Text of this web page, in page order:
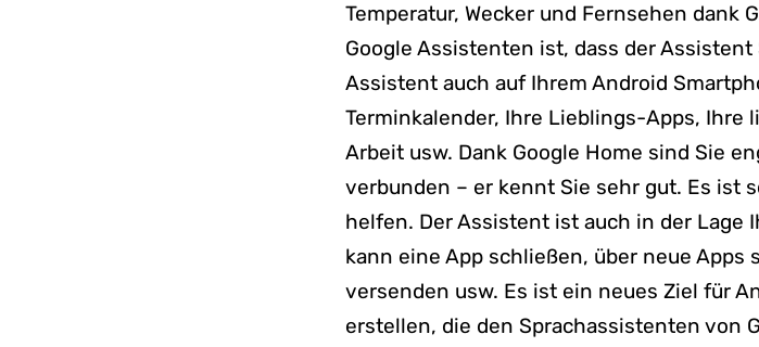
Temperatur, Wecker und Fernsehen dank
Google Assistenten ist, dass der
Assistent auch auf Ihrem Android
Terminkalender, Ihre Lieblings-Apps, Ihre
Arbeit usw. Dank Google Home sind Sie
verbunden – er kennt Sie sehr gut. Es ist
helfen. Der Assistent ist auch in der Lage
kann eine App schließen, über neue
versenden usw. Es ist ein neues Ziel für
erstellen, die den Sprachassistenten von